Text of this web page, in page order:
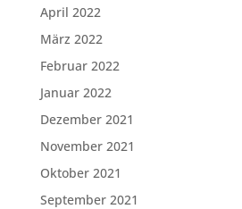
April 2022
März 2022
Februar 2022
Januar 2022
Dezember 2021
November 2021
Oktober 2021
September 2021